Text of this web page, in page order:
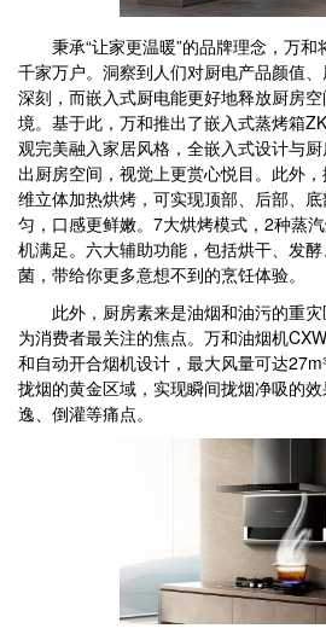
秉承“让家更温暖”的品牌理念，万和
千家万户。洞察到人们对厨电产品颜值
深刻，而嵌入式厨电能更好地释放厨房
境。基于此，万和推出了嵌入式蒸烤箱
观完美融入家居风格，全嵌入式设计与
出厨房空间，视觉上更赏心悦目。此外
维立体加热烘烤，可实现顶部、后部、
匀，口感更鲜嫩。7大烘烤模式，2种蒸
机满足。六大辅助功能，包括烘干、发
菌，带给你更多意想不到的烹饪体验。
此外，厨房素来是油烟和油污的重灾
为消费者最关注的焦点。万和油烟机
和自动开合烟机设计，最大风量可达
拢烟的黄金区域，实现瞬间拢烟净吸的
逸、倒灌等痛点。